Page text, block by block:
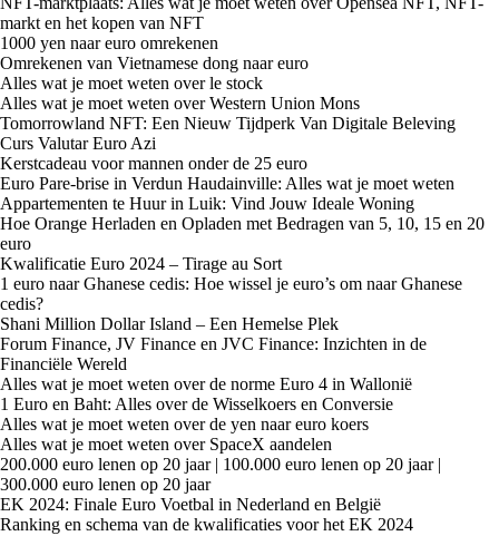
markt en het kopen van NFT
1000 yen naar euro omrekenen
Omrekenen van Vietnamese dong naar euro
Alles wat je moet weten over le stock
Alles wat je moet weten over Western Union Mons
Tomorrowland NFT: Een Nieuw Tijdperk Van Digitale Beleving
Curs Valutar Euro Azi
Kerstcadeau voor mannen onder de 25 euro
Euro Pare-brise in Verdun Haudainville: Alles wat je moet weten
Appartementen te Huur in Luik: Vind Jouw Ideale Woning
Hoe Orange Herladen en Opladen met Bedragen van 5, 10, 15 en 20
euro
Kwalificatie Euro 2024 – Tirage au Sort
1 euro naar Ghanese cedis: Hoe wissel je euro’s om naar Ghanese
cedis?
Shani Million Dollar Island – Een Hemelse Plek
Forum Finance, JV Finance en JVC Finance: Inzichten in de
Financiële Wereld
Alles wat je moet weten over de norme Euro 4 in Wallonië
1 Euro en Baht: Alles over de Wisselkoers en Conversie
Alles wat je moet weten over de yen naar euro koers
Alles wat je moet weten over SpaceX aandelen
200.000 euro lenen op 20 jaar | 100.000 euro lenen op 20 jaar |
300.000 euro lenen op 20 jaar
EK 2024: Finale Euro Voetbal in Nederland en België
Ranking en schema van de kwalificaties voor het EK 2024